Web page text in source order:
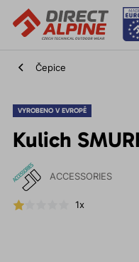
Čepice
VYROBENO V EVROPĚ
Kulich
ACCESSORIES
1x